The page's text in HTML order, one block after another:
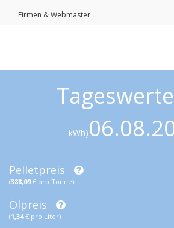
Firmen & Webmaster
Tageswerte
kWh)
Pelletpreis
(388,09€ pro Tonne)
Ölpreis
(1,34€ pro Liter)